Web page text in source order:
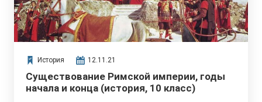
История 12.11.21
Существование Римской империи, годы
начала и конца (история, 10 класс)